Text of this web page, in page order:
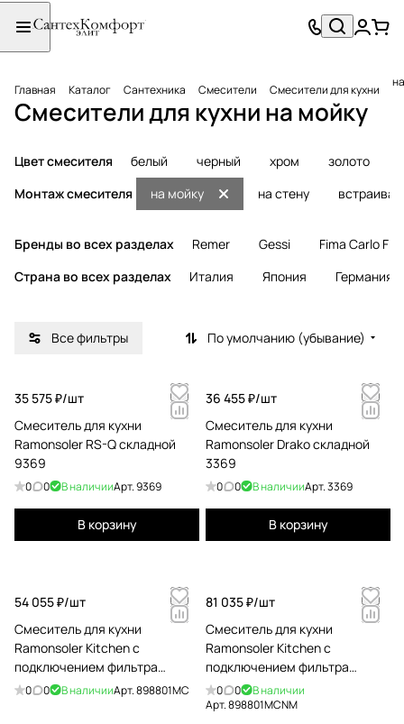
Главная Каталог Сантехника Смесители Смесители для кухни
Смесители для кухни на мойку
Цвет смесителя белый черный хром золото
Монтаж смесителя
на мойку на стену
Бренды во всех разделах Remer Gessi
Fima Carlo
Страна во всех разделах
Италия Япония Германия
Все фильтры По умолчанию (убывание)
35 575 ₽/шт
Смеситель для кухни
Ramonsoler RS-Q складной
9369
0 0 В наличииАрт.9369
В корзину
36 455 ₽/шт
Смеситель для кухни
Ramonsoler Drako складной
3369
0 0 В наличииАрт.3369
В корзину
54 055 ₽/шт
Смеситель для кухни
Ramonsoler Kitchen с
подключением фильтра
питьевой воды с магнитным
0 0 В наличииАрт.898801MC
81 035 ₽/шт
Смеситель для кухни
Ramonsoler Kitchen с
подключением фильтра
питьевой воды с магнитным
держ 898801мсnm черный
0 0
В наличии
Арт.898801MCNM